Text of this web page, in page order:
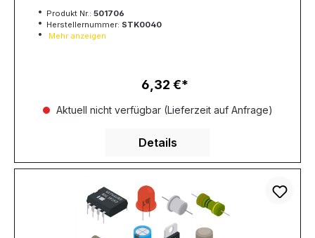
Produkt Nr.: 501706
Herstellernummer: STK0040
Mehr anzeigen
Regulärer Preis:
6,32 €
Aktuell nicht verfügbar (Lieferzeit auf Anfrage)
Details